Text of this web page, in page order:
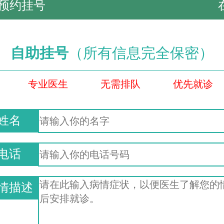
约挂号
自助挂号 （所有信息完全保密）
专业医生 无需排队 优先就诊
名
话
描述